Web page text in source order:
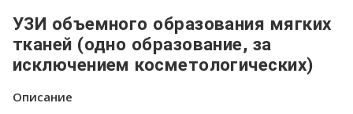
УЗИ объемного образования мягких
тканей (одно образование, за
исключением косметологических)
Описание